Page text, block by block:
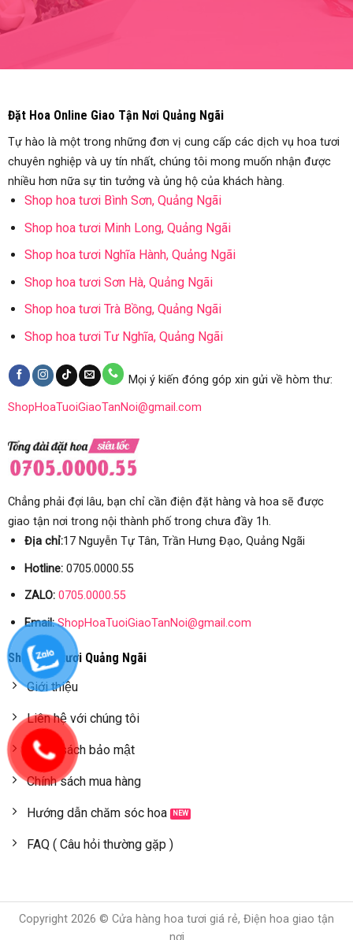
Đặt Hoa Online Giao Tận Nơi Quảng Ngãi
Tự hào là một trong những đơn vị cung cấp các dịch vụ hoa tươi
chuyên nghiệp và uy tín nhất, chúng tôi mong muốn nhận được
nhiều hơn nữa sự tin tưởng và ủng hộ của khách hàng.
Shop hoa tươi Bình Sơn, Quảng Ngãi
Shop hoa tươi Minh Long, Quảng Ngãi
Shop hoa tươi Nghĩa Hành, Quảng Ngãi
Shop hoa tươi Sơn Hà, Quảng Ngãi
Shop hoa tươi Trà Bồng, Quảng Ngãi
Shop hoa tươi Tư Nghĩa, Quảng Ngãi
Mọi ý kiến đóng góp xin gửi về hòm thư:
ShopHoaTuoiGiaoTanNoi@gmail.com
Chẳng phải đợi lâu, bạn chỉ cần điện đặt hàng và hoa sẽ được
giao tận nơi trong nội thành phố trong chưa đầy 1h.
Địa chỉ:17 Nguyễn Tự Tân, Trần Hưng Đạo, Quảng Ngãi
Hotline:0705.0000.55
ZALO: 0705.0000.55
Email: ShopHoaTuoiGiaoTanNoi@gmail.com
Shop hoa tươi Quảng Ngãi
Giới thiệu
Liên hệ với chúng tôi
Chính sách bảo mật
Chính sách mua hàng
Hướng dẫn chăm sóc hoa
FAQ ( Câu hỏi thường gặp )
Copyright 2026 © Cửa hàng hoa tươi giá rẻ, Điện hoa giao tận